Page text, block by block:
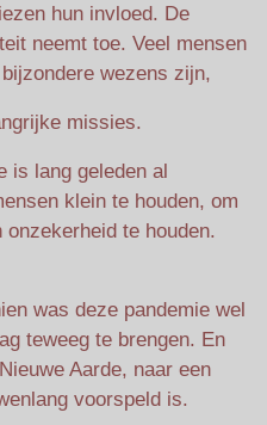
hun invloed. De
neemt toe. Veel mensen
wezens zijn,
missies.
is lang geleden al
klein te houden, om
te houden.
was deze pandemie wel
teweeg te brengen. En
Aarde, naar een
voorspeld is.